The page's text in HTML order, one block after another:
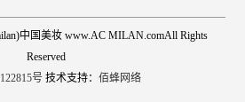
中国美妆 www.AC MILAN.comAll Rights
Reserved
号 技术支持： 佰蜂网络